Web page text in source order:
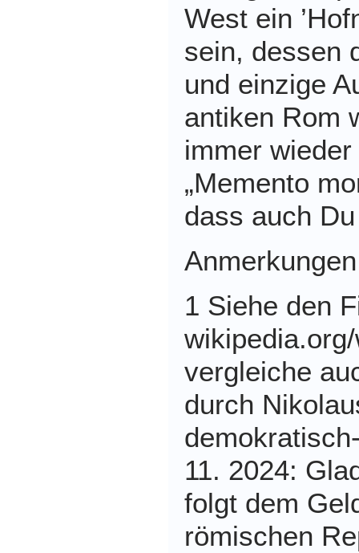
West ein
sein, dessen
und einzige
antiken Rom
immer
„Memento
dass auch
1 Siehe den
vergleiche
durch
11. 2024:
folgt dem
römischen